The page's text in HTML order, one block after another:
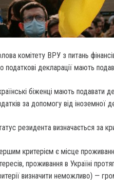
комітету ВРУ з питань
податкові декларації мають
біженці мають подавати
за допомогу від іноземної
резидента визначається за
критерієм є місце
проживання в Україні
визначити неможливо) —